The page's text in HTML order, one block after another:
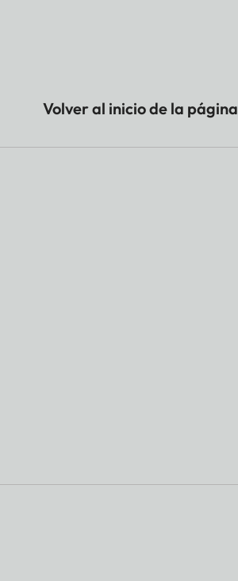
Volver al inicio de la página